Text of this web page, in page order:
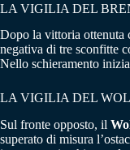
LA VIGILIA DEL
Dopo la vittoria
negativa di tre sconfitte
Nello schieramento
LA VIGILIA DEL
Sul fronte opposto, il
superato di misura